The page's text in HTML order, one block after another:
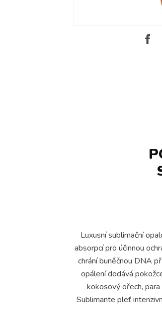
Luxusní sublimační
absorpcí pro účinnou
chrání buněčnou DNA
opálení dodává
kokosový ořech,
Sublimante pleť